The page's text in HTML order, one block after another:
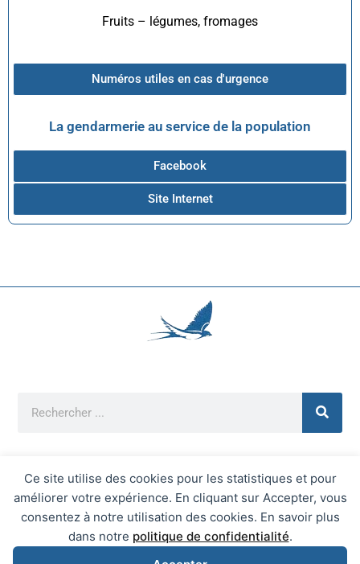
Ce site utilise des cookies pour les statistiques et pour
améliorer votre expérience. En cliquant sur Accepter, vous
consentez à notre utilisation des cookies. En savoir plus
dans notre politique de confidentialité.
Fruits – légumes, fromages
Numéros utiles en cas d'urgence
La gendarmerie au service de la population
Facebook
Site Internet
Mentions Légales
Mairie d'Écrainville © 2026 Tous Droits Réservés